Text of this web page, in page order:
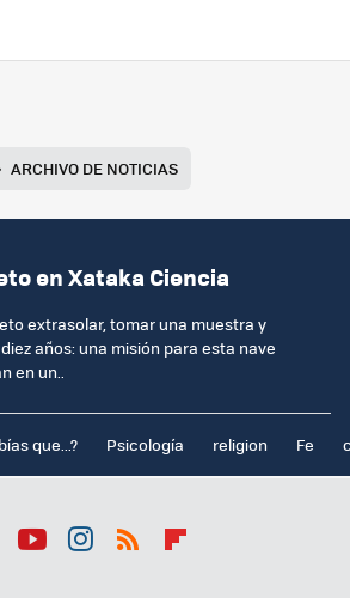
ARCHIVO DE NOTICIAS
en Xataka Ciencia
extrasolar, tomar una muestra y
años: una misión para esta nave
en un..
que...? Psicología religion Fe